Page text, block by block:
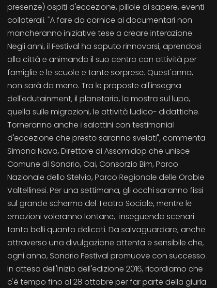
presenze) ospiti d'eccezione, pillole di sapere, eventi
collaterali. "A fare da cornice ai documentari non
mancheranno iniziative tese a creare interazione.
Negli anni, il Festival ha saputo rinnovarsi, aprendosi
alla città e animando il suo centro con attività per
famiglie e le scuole e tante sorprese. Quest'anno,
non sarà da meno. Tra le proposte all'insegna
dell'edutainment, il planetario, la mostra sul lupo,
quella sulle migrazioni, le attività ludico- didattiche.
Torneranno anche i salottini con testimonial
d'eccezione che presto saranno svelati", commenta
Simona Nava, Direttore di Assomidop che unisce
Comune di Sondrio, Cai, Consorzio Bim, Parco
Nazionale dello Stelvio, Parco Regionale delle Orobie
Valtellinesi. Per una settimana, gli occhi saranno fissi
sul grande schermo del Teatro Sociale, mentre le
emozioni voleranno lontane, inseguendo scenari
tanto belli quanto delicati. Da salvaguardare, anche
attraverso una divulgazione attenta e sensibile che,
ogni anno, Sondrio Festival promuove con successo.
In attesa dell'inizio dell'edizione 2016, ricordiamo che
c'è tempo fino al 28 ottobre per far parte della giuria